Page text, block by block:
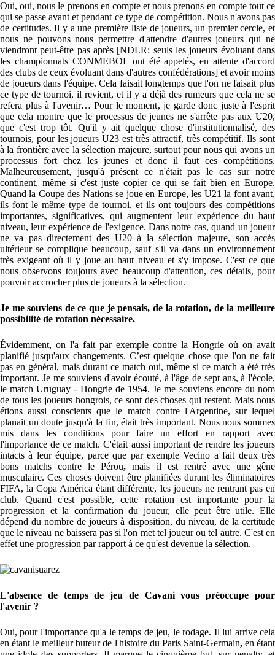
Oui, oui, nous le prenons en compte et nous prenons en compte tout ce
qui se passe avant et pendant ce type de compétition. Nous n'avons pas
de certitudes. Il y a une première liste de joueurs, un premier cercle, et
nous ne pouvons nous permettre d'attendre d'autres joueurs qui ne
viendront peut-être pas après [NDLR: seuls les joueurs évoluant dans
les championnats CONMEBOL ont été appelés, en attente d'accord
des clubs de ceux évoluant dans d'autres confédérations] et avoir moins
de joueurs dans l'équipe. Cela faisait longtemps que l'on ne faisait plus
ce type de tournoi, il revient, et il y a déjà des rumeurs que cela ne se
refera plus à l'avenir… Pour le moment, je garde donc juste à l'esprit
que cela montre que le processus de jeunes ne s'arrête pas aux U20,
que c'est trop tôt. Qu'il y ait quelque chose d'institutionnalisé, des
tournois, pour les joueurs U23 est très attractif, très compétitif. Ils sont
à la frontière avec la sélection majeure, surtout pour nous qui avons un
processus fort chez les jeunes et donc il faut ces compétitions.
Malheureusement, jusqu'à présent ce n'était pas le cas sur notre
continent, même si c'est juste copier ce qui se fait bien en Europe.
Quand la Coupe des Nations se joue en Europe, les U21 la font avant,
ils font le même type de tournoi, et ils ont toujours des compétitions
importantes, significatives, qui augmentent leur expérience du haut
niveau, leur expérience de l'exigence. Dans notre cas, quand un joueur
ne va pas directement des U20 à la sélection majeure, son accès
ultérieur se complique beaucoup, sauf s'il va dans un environnement
très exigeant où il y joue au haut niveau et s'y impose. C'est ce que
nous observons toujours avec beaucoup d'attention, ces détails, pour
pouvoir accrocher plus de joueurs à la sélection.
Je me souviens de ce que je pensais, de la rotation, de la meilleure
possibilité de rotation nécessaire.
Évidemment, on l'a fait par exemple contre la Hongrie où on avait
planifié jusqu'aux changements. C’est quelque chose que l'on ne fait
pas en général, mais durant ce match oui, même si ce match a été très
important. Je me souviens d'avoir écouté, à l'âge de sept ans, à l'école,
le match Uruguay - Hongrie de 1954. Je me souviens encore du nom
de tous les joueurs hongrois, ce sont des choses qui restent. Mais nous
étions aussi conscients que le match contre l'Argentine, sur lequel
planait un doute jusqu'à la fin, était très important. Nous nous sommes
mis dans les conditions pour faire un effort en rapport avec
l'importance de ce match. C'était aussi important de rendre les joueurs
intacts à leur équipe, parce que par exemple Vecino a fait deux très
bons matchs contre le Pérou, mais il est rentré avec une gêne
musculaire. Ces choses doivent être planifiées durant les éliminatoires
FIFA, la Copa América étant différente, les joueurs ne rentrant pas en
club. Quand c'est possible, cette rotation est importante pour la
progression et la confirmation du joueur, elle peut être utile. Elle
dépend du nombre de joueurs à disposition, du niveau, de la certitude
que le niveau ne baissera pas si l'on met tel joueur ou tel autre. C'est en
effet une progression par rapport à ce qu'est devenue la sélection.
L'absence de temps de jeu de Cavani vous préoccupe pour
l'avenir ?
Oui, pour l'importance qu'a le temps de jeu, le rodage. Il lui arrive cela
en étant le meilleur buteur de l'histoire du Paris Saint-Germain,en étant